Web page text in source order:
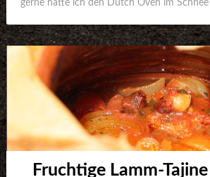
gerne hätte ich den Dutch Oven im Schnee
Fruchtige Lamm-